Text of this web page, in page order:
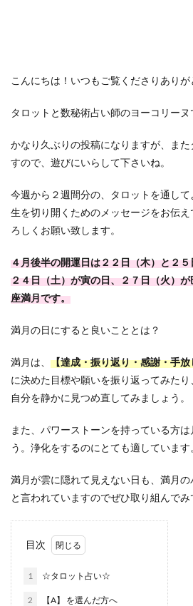
こんにちは！いつもご覧くださりありが
タロットと数秘術占い師のヨーコリーヌ
かなり久ぶりの投稿になりますが、ま
すので、遊びにいらして下さいね。
今週から２週間分の、タロットを通し
生を切り開くためのメッセージをお伝
ろしくお願い致します。
４月後半の開運日は２２日（木）と２
２４日（土）が寅の日、２７日（火）
座満月です。
満月の日にすると良いこととは？
満月は、 【達成・振り返り・感謝・手放
に決めた目標や願いを振り返ってみたり
自分を静かに見つめ直してみましょう。
また、パワーストーンを持っている方
う。浄化をするのにとても適しています
満月が雲に隠れて見えない日も、満月
と言われていますのでぜひ取り組んでみ
目次
1 ☆タロット占い☆
2 【A】 を選んだ方へ